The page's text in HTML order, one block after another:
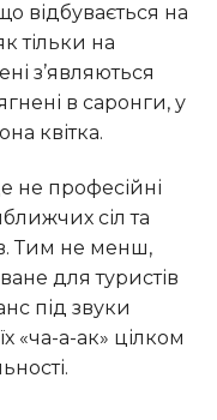
відбувається на
тільки на
з’являються
в саронги, у
квітка.
сіл та
Тим не менш,
для туристів
під звуки
«ча-а-ак» цілком